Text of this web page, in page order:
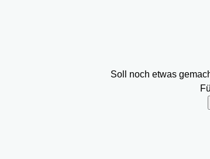
Soll noch etwas